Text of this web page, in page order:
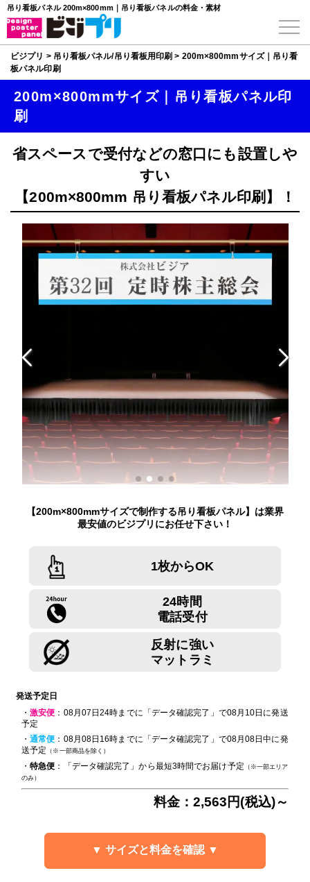
吊り看板パネル 200m×800mm｜吊り看板パネルの料金・素材
ビジプリ > 吊り看板パネル/吊り看板用印刷 > 200m×800mmサイズ｜吊り看
板パネル印刷
200m×800mmサイズ｜吊り看板パネル印
刷
省スペースで受付などの窓口にも設置しや
すい
【200m×800mm 吊り看板パネル印刷】！
【200m×800mmサイズで制作する吊り看板パネル】は業界
最安値のビジプリにお任せ下さい！
1枚からOK
24時間
電話受付
反射に強い
マットラミ
発送予定日
・激安便 ：08月07日24時までに「データ確認完了」で08月10日に発送
予定
・通常便 ：08月08日16時までに「データ確認完了」で08月08日中に発
送予定 （※一部商品を除く）
・特急便 ：「データ確認完了」から最短3時間でお届け予定 （※一部エリア
のみ）
料金：2,563円(税込)～
▼ サイズと料金を確認 ▼